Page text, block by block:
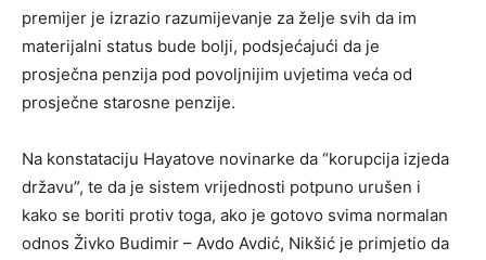
premijer je izrazio razumijevanje za želje svih da im
materijalni status bude bolji, podsjećajući da je
prosječna penzija pod povoljnijim uvjetima veća od
prosječne starosne penzije.
Na konstataciju Hayatove novinarke da “korupcija izjeda
državu”, te da je sistem vrijednosti potpuno urušen i
kako se boriti protiv toga, ako je gotovo svima normalan
odnos Živko Budimir – Avdo Avdić, Nikšić je primjetio da